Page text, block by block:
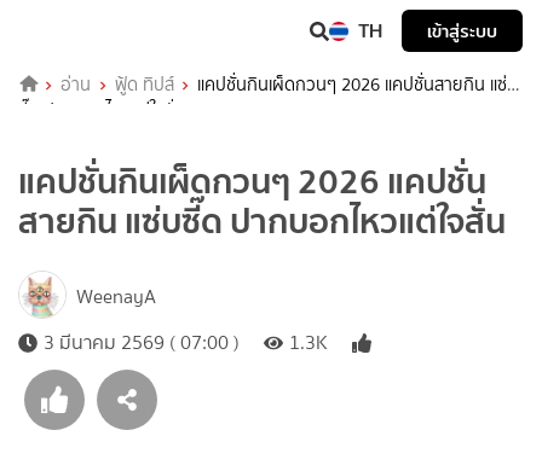
TH เข้าสู่ระบบ
อ่าน ฟู้ด ทิปส์
แคปชั่นกินเผ็ดกวนๆ 2026 แคปชั่นสายกิน แซ่บ
ซี๊ด ปากบอกไหวแต่ใจสั่น
แคปชั่นกินเผ็ดกวนๆ 2026 แคปชั่น
สายกิน แซ่บซี๊ด ปากบอกไหวแต่ใจสั่น
WeenayA
3 มีนาคม 2569 ( 07:00 )
1.3K